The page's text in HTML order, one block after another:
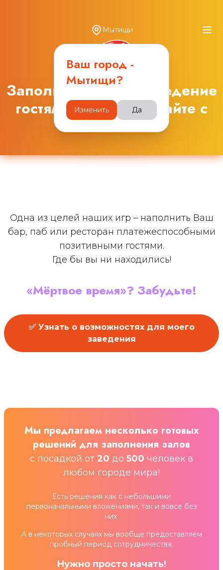
Мытищи
Ваш город -
Мытищи?
Изменить Да
Заполняйте ваше заведение
гостями и зарабатывайте с
Obana.club
Одна из целей наших игр – наполнить Ваш
бар, паб или ресторан платежеспособными
позитивными гостями.
Где бы вы ни находились!
«Мёртвое время»? Забудьте!
✅ Узнать о возможностях для моего
заведения
Мы предлагаем несколько готовых
решений для заполнения залов
с посадкой от 20 до 500 человек в
любом городе мира!
Есть решения как с небольшими
первоначальными вложениями, так и вовсе без
них.
А в некоторых случаях мы вообще предоставляем
пробный период сотрудничества.
Нужно просто начать!